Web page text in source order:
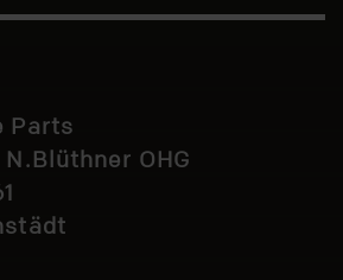
Parts
OHG